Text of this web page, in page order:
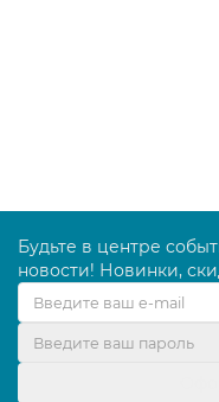
Будьте в центре
новости! Новинки,